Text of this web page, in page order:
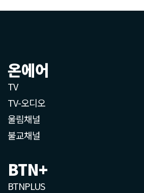
온에어
TV
TV-오디오
울림채널
불교채널
BTN+
BTNPLUS